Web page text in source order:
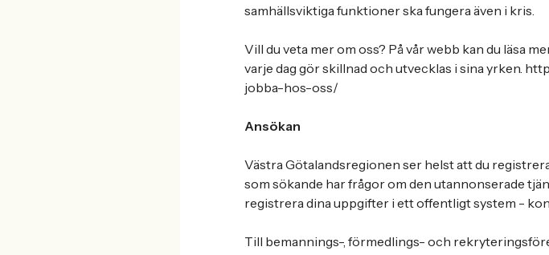
samhällsviktiga funktioner ska fungera även i kris.
Vill du veta mer om oss? På vår webb kan du läsa
varje dag gör skillnad och utvecklas i sina yrken.
jobba-hos-oss/
Ansökan
Västra Götalandsregionen ser helst att du
som sökande har frågor om den utannonserade
registrera dina uppgifter i ett offentligt system -
Till bemannings-, förmedlings- och